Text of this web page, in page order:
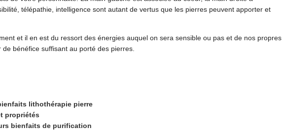
télépathie, intelligence sont autant de vertus que les pierres peuvent apporter et
et il en est du ressort des énergies auquel on sera sensible ou pas et de nos propres
bénéfice suffisant au porté des pierres.
lithothérapie pierre
propriétés
bienfaits de purification